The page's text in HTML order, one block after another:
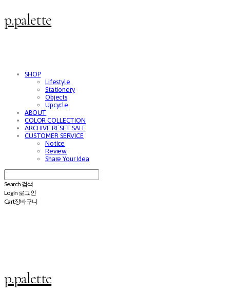
p.palette
SHOP
Lifestyle
Stationery
Objects
Upcycle
ABOUT
COLOR COLLECTION
ARCHIVE RESET SALE
CUSTOMER SERVICE
Notice
Review
Share Your Idea
Search 검색
Log In 로그인
Cart장바구니
p.palette